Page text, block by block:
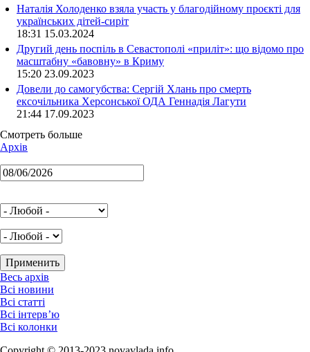
Наталія Холоденко взяла участь у благодійному проєкті для
українських дітей-сиріт
18:31 15.03.2024
Другий день поспіль в Севастополі «приліт»: що відомо про
масштабну «бавовну» в Криму
15:20 23.09.2023
Довели до самогубства: Сергій Хлань про смерть
ексочільника Херсонської ОДА Геннадія Лагути
21:44 17.09.2023
Смотреть больше
Архів
Весь архів
Всі новини
Всі статті
Всі інтерв’ю
Всі колонки